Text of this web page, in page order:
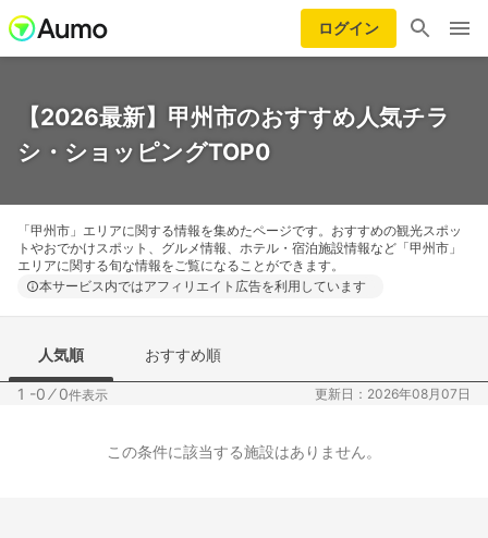
ログイン
【2026最新】甲州市のおすすめ人気チラ
シ・ショッピングTOP0
「甲州市」エリアに関する情報を集めたページです。おすすめの観光スポッ
トやおでかけスポット、グルメ情報、ホテル・宿泊施設情報など「甲州市」
エリアに関する旬な情報をご覧になることができます。
本サービス内ではアフィリエイト広告を利用しています
人気順 おすすめ順
1 -0 ⁄0件表示 更新日：2026年08月07日
この条件に該当する施設はありません。